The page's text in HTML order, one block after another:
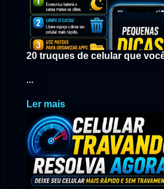
20 truques de celular que
...
Ler mais